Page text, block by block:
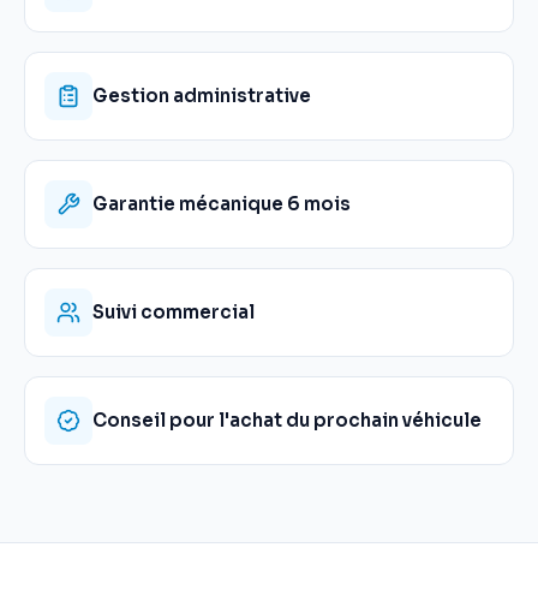
Gestion administrative
Garantie mécanique 6 mois
Suivi commercial
Conseil pour l'achat du prochain véhicule